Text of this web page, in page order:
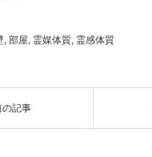
部屋 霊媒体質 霊感体質
の記事